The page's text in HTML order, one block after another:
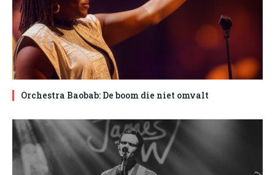
Orchestra Baobab: De boom die niet omvalt